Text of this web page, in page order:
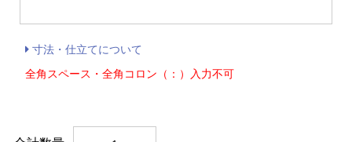
寸法・仕立てについて
全角スペース・全角コロン（：）入力不可